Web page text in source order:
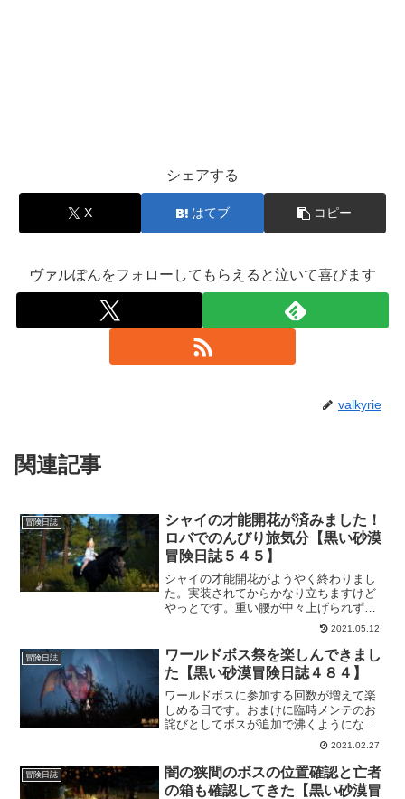
シェアする
X はてブ コピー
ヴァルぽんをフォローしてもらえると泣いて喜びます
valkyrie
関連記事
冒険日誌
シャイの才能開花が済みました！
ロバでのんびり旅気分【黒い砂漠
冒険日誌５４５】
シャイの才能開花がようやく終わりまし
た。実装されてからかなり立ちますけど
やっとです。重い腰が中々上げられずに
いましたｗサブキャラ育成中で、シャイ
の才能開花もやっとこうと思って進めて
きました。ロバでの移動はスピードこそ
遅いものの、見てると何やら微笑ましく
思え、家名どおりのんびりとまったり旅
気分を味わえたような気がします。
2021.05.12
冒険日誌
ワールドボス祭を楽しんできまし
た【黒い砂漠冒険日誌４８４】
ワールドボスに参加する回数が増えて楽
しめる日です。おまけに臨時メンテのお
詫びとしてボスが追加で沸くようになっ
てるのでまさに「ワールドボス祭」な感
じ。普段行けない分、頑張って参加して
きました。報酬はイマイチでしたけど楽
しめましたーｗ
2021.02.27
冒険日誌
闇の狭間のボスの位置確認と亡者
の箱も確認してきた【黒い砂漠冒